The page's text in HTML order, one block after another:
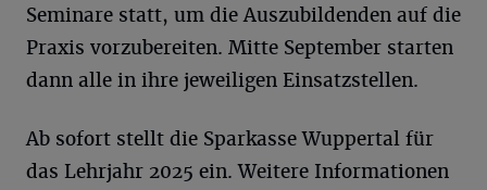
Seminare statt, um die Auszubildenden auf die
Praxis vorzubereiten. Mitte September starten
dann alle in ihre jeweiligen Einsatzstellen.
Ab sofort stellt die Sparkasse Wuppertal für
das Lehrjahr 2025 ein. Weitere Informationen